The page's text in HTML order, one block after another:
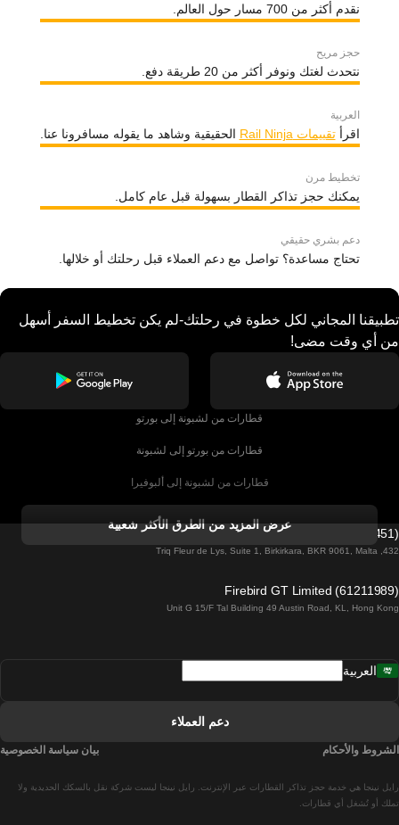
نقدم أكثر من 700 مسار حول العالم.
حجز مريح
نتحدث لغتك ونوفر أكثر من 20 طريقة دفع.
العربية
اقرأتقييمات Rail Ninja الحقيقية وشاهد ما يقوله مسافرونا عنا.
تخطيط مرن
يمكنك حجز تذاكر القطار بسهولة قبل عام كامل.
دعم بشري حقيقي
تحتاج مساعدة؟ تواصل مع دعم العملاء قبل رحلتك أو خلالها.
تطبيقنا المجاني لكل خطوة في رحلتك-لم يكن تخطيط السفر أسهل
من أي وقت مضى!
قطارات من لشبونة إلى بورتو
قطارات من بورتو إلى لشبونة
قطارات من لشبونة إلى ألبوفيرا
قطارات من ألبوفيرا إلى لشبونة
قطارات من لشبونة إلى لاغوس
قطارات من لشبونة إلى مدريد
عرض المزيد من الطرق الأكثر شعبية
Firebird GT Limited (OC 1451)
432, Triq Fleur de Lys, Suite 1, Birkirkara, BKR 9061, Malta
Firebird GT Limited (61211989)
Unit G 15/F Tal Building 49 Austin Road, KL, Hong Kong
رايل نينجا هي خدمة حجز تذاكر القطارات عبر الإنترنت. رايل نينجا ليست شركة نقل بالسكك الحديدية ولا
تملك أو تُشغل أي قطارات.
العربية
دعم العملاء
الشروط والأحكام بيان سياسة الخصوصية